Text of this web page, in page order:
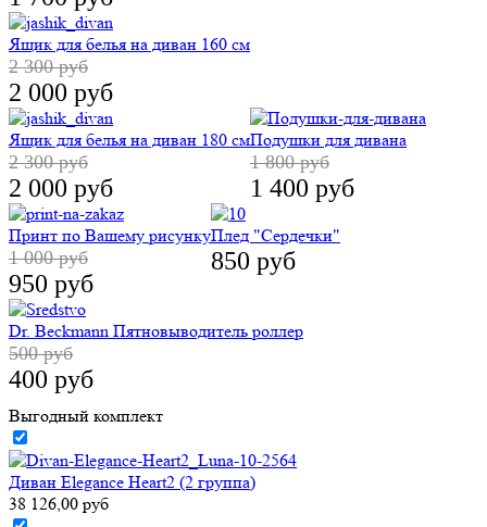
Ящик для белья на диван 160 см
2 300 руб
2 000 руб
Ящик для белья на диван 180 см
2 300 руб
2 000 руб
Подушки для дивана
1 800 руб
1 400 руб
Принт по Вашему рисунку
1 000 руб
950 руб
Плед "Сердечки"
850 руб
Dr. Beckmann Пятновыводитель роллер
500 руб
400 руб
Выгодный комплект
Диван Elegance Heart2 (2 группа)
38 126,00 руб